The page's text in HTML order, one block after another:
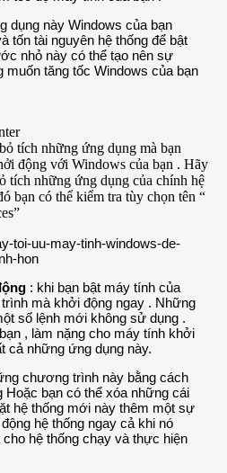
dụng này Windows của bạn
tốn tài nguyên hệ thống để bật
nhỏ này có thể tạo nên sự
muốn tăng tốc Windows của bạn
tích những ứng dụng mà bạn
động với Windows của bạn . Hãy
tích những ứng dụng của chính hệ
bạn có thể kiểm tra tùy chọn tên “
: khi bạn bật máy tính của
mà khởi động ngay . Những
số lệnh mới không sử dụng .
, làm nặng cho máy tính khởi
cả những ứng dụng này.
chương trình này bằng cách
Hoặc bạn có thể xóa những cái
hệ thống mới này thêm một sự
hệ thống ngay cả khi nó
hệ thống chạy và thực hiện